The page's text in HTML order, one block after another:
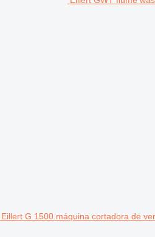
Eillert G 1500 máquina cortadora de